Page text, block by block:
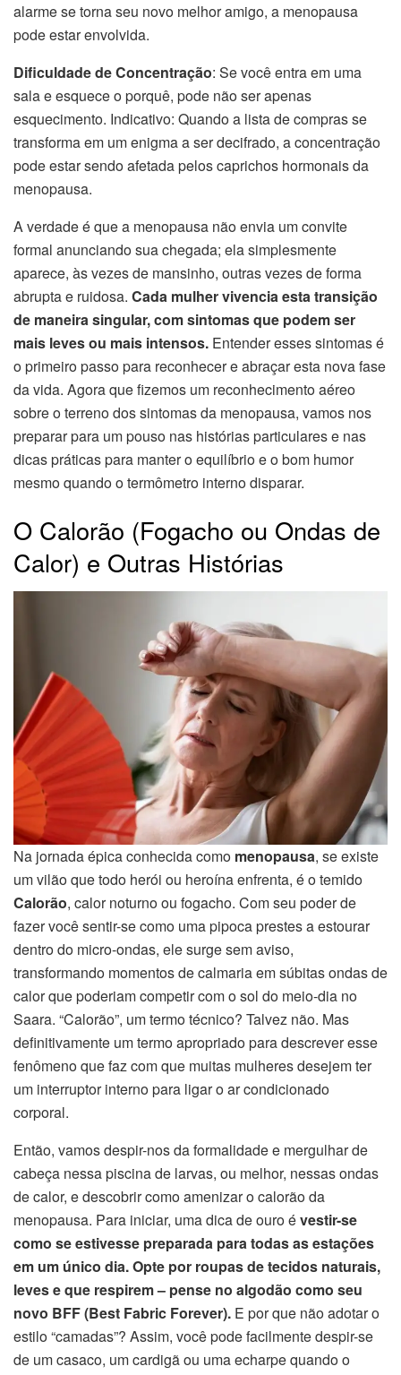
alarme se torna seu novo melhor amigo, a menopausa
pode estar envolvida.
Dificuldade de Concentração: Se você entra em uma
sala e esquece o porquê, pode não ser apenas
esquecimento. Indicativo: Quando a lista de compras se
transforma em um enigma a ser decifrado, a concentração
pode estar sendo afetada pelos caprichos hormonais da
menopausa.
A verdade é que a menopausa não envia um convite
formal anunciando sua chegada; ela simplesmente
aparece, às vezes de mansinho, outras vezes de forma
abrupta e ruidosa. Cada mulher vivencia esta transição
de maneira singular, com sintomas que podem ser
mais leves ou mais intensos. Entender esses sintomas é
o primeiro passo para reconhecer e abraçar esta nova fase
da vida. Agora que fizemos um reconhecimento aéreo
sobre o terreno dos sintomas da menopausa, vamos nos
preparar para um pouso nas histórias particulares e nas
dicas práticas para manter o equilíbrio e o bom humor
mesmo quando o termômetro interno disparar.
O Calorão (Fogacho ou Ondas de
Calor) e Outras Histórias
Na jornada épica conhecida como menopausa, se existe
um vilão que todo herói ou heroína enfrenta, é o temido
Calorão, calor noturno ou fogacho. Com seu poder de
fazer você sentir-se como uma pipoca prestes a estourar
dentro do micro-ondas, ele surge sem aviso,
transformando momentos de calmaria em súbitas ondas de
calor que poderiam competir com o sol do meio-dia no
Saara. “Calorão”, um termo técnico? Talvez não. Mas
definitivamente um termo apropriado para descrever esse
fenômeno que faz com que muitas mulheres desejem ter
um interruptor interno para ligar o ar condicionado
corporal.
Então, vamos despir-nos da formalidade e mergulhar de
cabeça nessa piscina de larvas, ou melhor, nessas ondas
de calor, e descobrir como amenizar o calorão da
menopausa. Para iniciar, uma dica de ouro évestir-se
como se estivesse preparada para todas as estações
em um único dia. Opte por roupas de tecidos naturais,
leves e que respirem – pense no algodão como seu
novo BFF (Best Fabric Forever). E por que não adotar o
estilo “camadas”? Assim, você pode facilmente despir-se
de um casaco, um cardigã ou uma echarpe quando o